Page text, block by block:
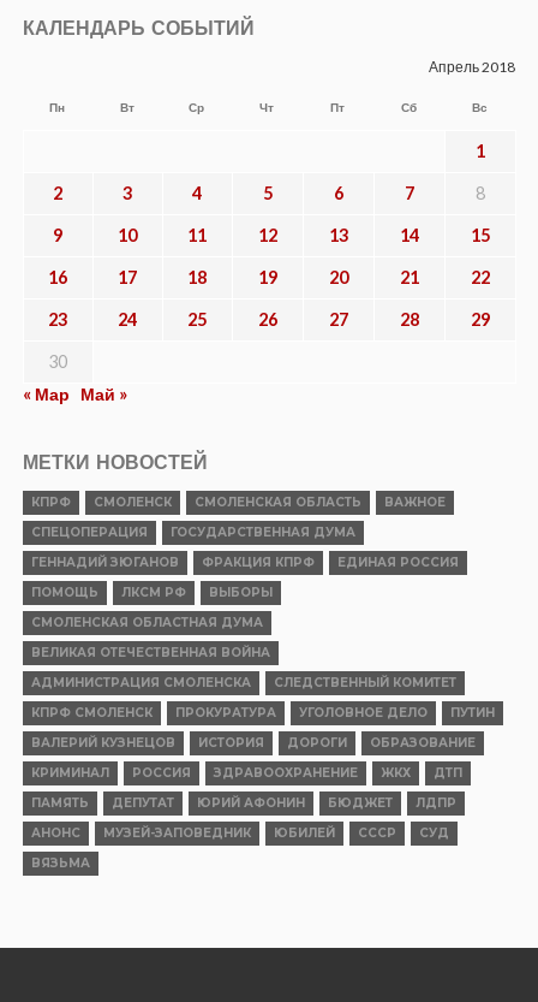
КАЛЕНДАРЬ СОБЫТИЙ
Апрель 2018
Пн Вт Ср Чт Пт Сб Вс
1
2 3 4 5 6 7 8
9 10 11 12 13 14 15
16 17 18 19 20 21 22
23 24 25 26 27 28 29
30
« Мар
Май »
МЕТКИ НОВОСТЕЙ
КПРФ СМОЛЕНСК СМОЛЕНСКАЯ ОБЛАСТЬ
ВАЖНОЕ
СПЕЦОПЕРАЦИЯ
ГОСУДАРСТВЕННАЯ ДУМА
ГЕННАДИЙ ЗЮГАНОВ
ФРАКЦИЯ КПРФ
ЕДИНАЯ РОССИЯ
ПОМОЩЬ
ЛКСМ РФ
ВЫБОРЫ
СМОЛЕНСКАЯ ОБЛАСТНАЯ ДУМА
ВЕЛИКАЯ ОТЕЧЕСТВЕННАЯ ВОЙНА
АДМИНИСТРАЦИЯ СМОЛЕНСКА
СЛЕДСТВЕННЫЙ КОМИТЕТ
КПРФ СМОЛЕНСК
ПРОКУРАТУРА УГОЛОВНОЕ ДЕЛО
ПУТИН
ВАЛЕРИЙ КУЗНЕЦОВ
ИСТОРИЯ ДОРОГИ
ОБРАЗОВАНИЕ
КРИМИНАЛ
РОССИЯ ЗДРАВООХРАНЕНИЕ ЖКХ
ДТП
ПАМЯТЬ
ДЕПУТАТ ЮРИЙ АФОНИН БЮДЖЕТ
ЛДПР
АНОНС
МУЗЕЙ-ЗАПОВЕДНИК ЮБИЛЕЙ СССР
СУД
ВЯЗЬМА